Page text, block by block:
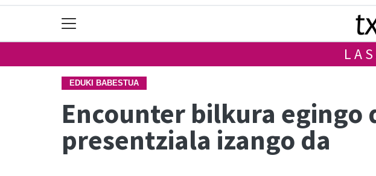
EDUKI BABESTUA
Encounter bilkura
presentziala izango da